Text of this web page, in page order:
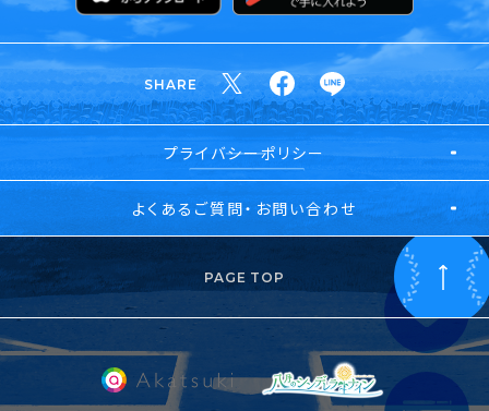
SHARE
プライバシーポリシー
よくあるご質問・お問い合わせ
PAGE TOP